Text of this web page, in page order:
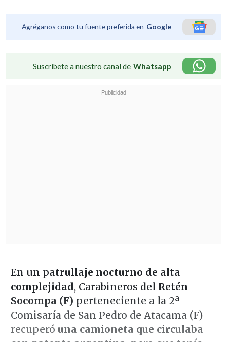
Agréganos como tu fuente preferida en Google
Suscríbete a nuestro canal de Whatsapp
En un patrullaje nocturno de alta
complejidad, Carabineros del Retén
Socompa (F) perteneciente a la 2ª
Comisaría de San Pedro de Atacama (F)
recuperó una camioneta que circulaba